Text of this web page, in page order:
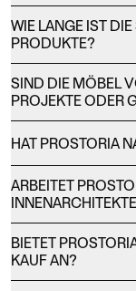
WIE LANGE IST
PRODUKTE?
SIND DIE MÖBEL
PROJEKTE ODER
HAT PROSTORIA
ARBEITET
BIETET
KAUF AN?